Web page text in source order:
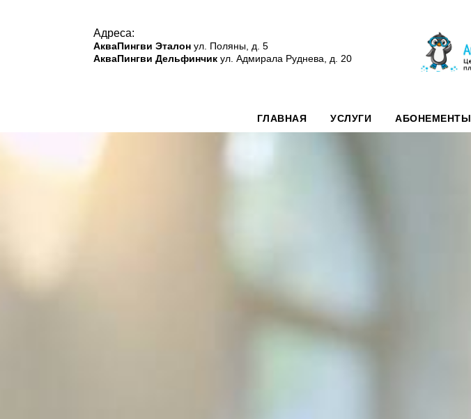
Адреса:
АкваПингви Эталон ул. Поляны, д. 5
АкваПингви Дельфинчик ул. Адмирала Руднева, д. 20
ГЛАВНАЯ УСЛУГИ АБОНЕМЕНТЫ